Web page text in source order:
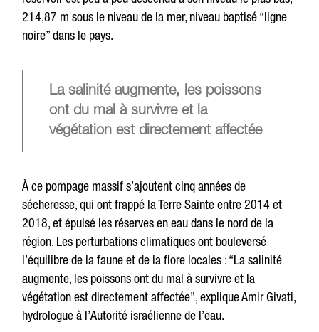
214,87 m sous le niveau de la mer, niveau baptisé “ligne
noire” dans le pays.
La salinité augmente, les poissons
ont du mal à survivre et la
végétation est directement affectée
À ce pompage massif s’ajoutent cinq années de
sécheresse, qui ont frappé la Terre Sainte entre 2014 et
2018, et épuisé les réserves en eau dans le nord de la
région. Les perturbations climatiques ont bouleversé
l’équilibre de la faune et de la flore locales : “La salinité
augmente, les poissons ont du mal à survivre et la
végétation est directement affectée”, explique Amir Givati,
hydrologue à l’Autorité israélienne de l’eau.